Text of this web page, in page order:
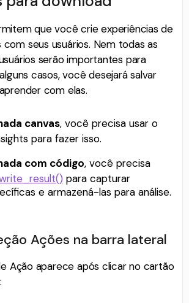
que você crie experiências de
seus usuários. Nem todas as
serão importantes para
casos, você desejará salvar
com elas.
canvas, você precisa usar o
para fazer isso.
com código, você precisa
para capturar
e armazená-las para análise.
Ações na barra lateral
Ação aparece após clicar no cartão